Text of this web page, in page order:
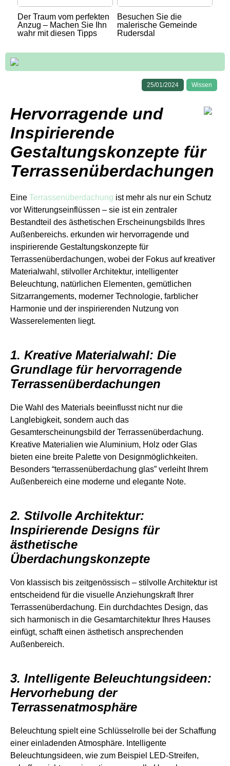
Der Traum vom perfekten
Anzug – Machen Sie Ihn
wahr mit diesen Tipps
Besuchen Sie die
malerische Gemeinde
Rudersdal
25/01/2024 Wissen
Hervorragende und
Inspirierende
Gestaltungskonzepte für
Terrassenüberdachungen
Eine Terrassenüberdachung ist mehr als nur ein Schutz
vor Witterungseinflüssen – sie ist ein zentraler
Bestandteil des ästhetischen Erscheinungsbilds Ihres
Außenbereichs. erkunden wir hervorragende und
inspirierende Gestaltungskonzepte für
Terrassenüberdachungen, wobei der Fokus auf kreativer
Materialwahl, stilvoller Architektur, intelligenter
Beleuchtung, natürlichen Elementen, gemütlichen
Sitzarrangements, moderner Technologie, farblicher
Harmonie und der inspirierenden Nutzung von
Wasserelementen liegt.
1. Kreative Materialwahl: Die
Grundlage für hervorragende
Terrassenüberdachungen
Die Wahl des Materials beeinflusst nicht nur die
Langlebigkeit, sondern auch das
Gesamterscheinungsbild der Terrassenüberdachung.
Kreative Materialien wie Aluminium, Holz oder Glas
bieten eine breite Palette von Designmöglichkeiten.
Besonders “terrassenüberdachung glas” verleiht Ihrem
Außenbereich eine moderne und elegante Note.
2. Stilvolle Architektur:
Inspirierende Designs für
ästhetische
Überdachungskonzepte
Von klassisch bis zeitgenössisch – stilvolle Architektur ist
entscheidend für die visuelle Anziehungskraft Ihrer
Terrassenüberdachung. Ein durchdachtes Design, das
sich harmonisch in die Gesamtarchitektur Ihres Hauses
einfügt, schafft einen ästhetisch ansprechenden
Außenbereich.
3. Intelligente Beleuchtungsideen:
Hervorhebung der
Terrassenatmosphäre
Beleuchtung spielt eine Schlüsselrolle bei der Schaffung
einer einladenden Atmosphäre. Intelligente
Beleuchtungsideen, wie zum Beispiel LED-Streifen,